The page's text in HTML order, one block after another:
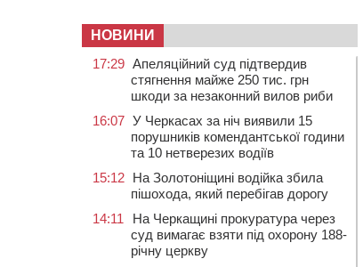
НОВИНИ
17:29 Апеляційний суд підтвердив
стягнення майже 250 тис. грн
шкоди за незаконний вилов риби
16:07 У Черкасах за ніч виявили 15
порушників комендантської години
та 10 нетверезих водіїв
15:12 На Золотоніщині водійка збила
пішохода, який перебігав дорогу
14:11
На Черкащині прокуратура через
суд вимагає взяти під охорону 188-
річну церкву